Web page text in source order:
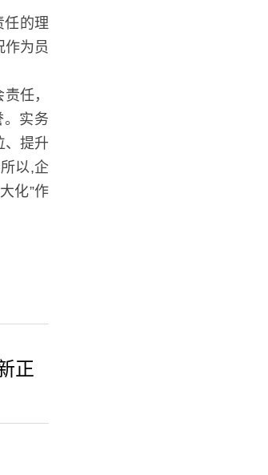
的理
作为员
任，
实务
提升
,企业
出努
正